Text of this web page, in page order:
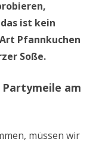
ist kein
Pfannkuchen
Soße.
am
müssen wir